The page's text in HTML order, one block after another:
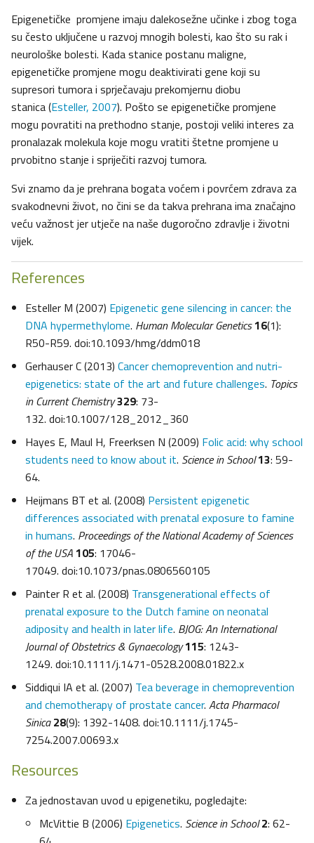
Epigenetičke promjene imaju dalekosežne učinke i zbog toga
su često uključene u razvoj mnogih bolesti, kao što su rak i
neurološke bolesti. Kada stanice postanu maligne,
epigenetičke promjene mogu deaktivirati gene koji su
supresori tumora i sprječavaju prekomjernu diobu
stanica (Esteller, 2007). Pošto se epigenetičke promjene
mogu povratiti na prethodno stanje, postoji veliki interes za
pronalazak molekula koje mogu vratiti štetne promjene u
prvobitno stanje i spriječiti razvoj tumora.
Svi znamo da je prehrana bogata voćem i povrćem zdrava za
svakodnevni život, no čini se da takva prehrana ima značajno
veću važnost jer utječe na naše dugoročno zdravlje i životni
vijek.
References
Esteller M (2007) Epigenetic gene silencing in cancer: the
DNA hypermethylome. Human Molecular Genetics16(1):
R50-R59. doi:10.1093/hmg/ddm018
Gerhauser C (2013) Cancer chemoprevention and nutri-
epigenetics: state of the art and future challenges. Topics
in Current Chemistry329: 73-
132. doi:10.1007/128_2012_360
Hayes E, Maul H, Freerksen N (2009) Folic acid: why school
students need to know about it. Science in School13: 59-
64.
Heijmans BT et al. (2008) Persistent epigenetic
differences associated with prenatal exposure to famine
in humans. Proceedings of the National Academy of Sciences
of the USA105: 17046-
17049. doi:10.1073/pnas.0806560105
Painter R et al. (2008) Transgenerational effects of
prenatal exposure to the Dutch famine on neonatal
adiposity and health in later life. BJOG: An International
Journal of Obstetrics & Gynaecology115: 1243-
1249. doi:10.1111/j.1471-0528.2008.01822.x
Siddiqui IA et al. (2007) Tea beverage in chemoprevention
and chemotherapy of prostate cancer. Acta Pharmacol
Sinica 28(9): 1392-1408. doi:10.1111/j.1745-
7254.2007.00693.x
Resources
Za jednostavan uvod u epigenetiku, pogledajte:
McVittie B (2006) Epigenetics. Science in School 2: 62-